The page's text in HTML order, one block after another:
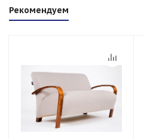
Рекомендуем